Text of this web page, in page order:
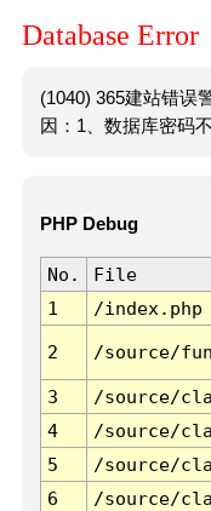
Database Error
(1040) 365建站错误
因：1、数据库密码
PHP Debug
No. File
1
/index.php
2 /source/
3 /source/
4
/source/
5
/source/
6
/source/